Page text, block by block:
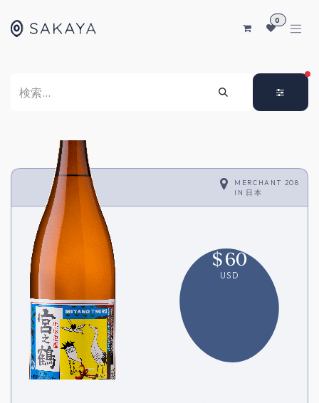
0
MERCHANT 208
IN 日本
$60
USD